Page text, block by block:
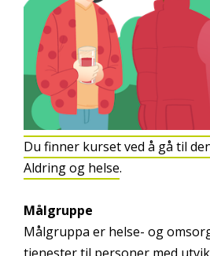
Du finner kurset ved å gå til
Aldring og helse.
Målgruppe
Målgruppa er helse- og